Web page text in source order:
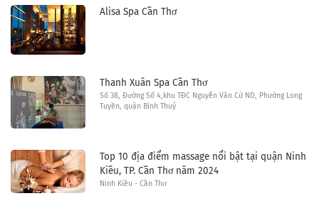
Alisa Spa Cần Thơ
Thanh Xuân Spa Cần Thơ
Số 38, Đường Số 4,khu TĐC Nguyễn Văn Cừ ND, Phường Long
Tuyền, quận Bình Thuỷ
Top 10 địa điểm massage nổi bật tại quận Ninh
Kiều, TP. Cần Thơ năm 2024
Ninh Kiều - Cần Thơ